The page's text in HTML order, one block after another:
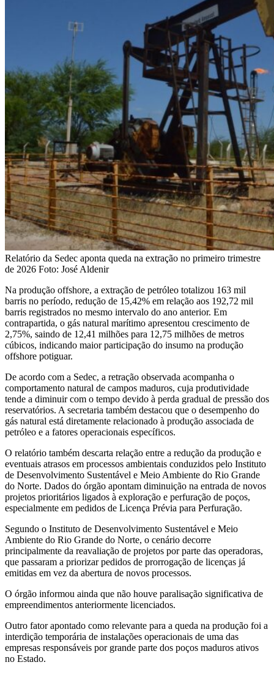
Relatório da Sedec aponta queda na extração no primeiro trimestre
de 2026 Foto: José Aldenir
Na produção offshore, a extração de petróleo totalizou 163 mil
barris no período, redução de 15,42% em relação aos 192,72 mil
barris registrados no mesmo intervalo do ano anterior. Em
contrapartida, o gás natural marítimo apresentou crescimento de
2,75%, saindo de 12,41 milhões para 12,75 milhões de metros
cúbicos, indicando maior participação do insumo na produção
offshore potiguar.
De acordo com a Sedec, a retração observada acompanha o
comportamento natural de campos maduros, cuja produtividade
tende a diminuir com o tempo devido à perda gradual de pressão dos
reservatórios. A secretaria também destacou que o desempenho do
gás natural está diretamente relacionado à produção associada de
petróleo e a fatores operacionais específicos.
O relatório também descarta relação entre a redução da produção e
eventuais atrasos em processos ambientais conduzidos pelo Instituto
de Desenvolvimento Sustentável e Meio Ambiente do Rio Grande
do Norte. Dados do órgão apontam diminuição na entrada de novos
projetos prioritários ligados à exploração e perfuração de poços,
especialmente em pedidos de Licença Prévia para Perfuração.
Segundo o Instituto de Desenvolvimento Sustentável e Meio
Ambiente do Rio Grande do Norte, o cenário decorre
principalmente da reavaliação de projetos por parte das operadoras,
que passaram a priorizar pedidos de prorrogação de licenças já
emitidas em vez da abertura de novos processos.
O órgão informou ainda que não houve paralisação significativa de
empreendimentos anteriormente licenciados.
Outro fator apontado como relevante para a queda na produção foi a
interdição temporária de instalações operacionais de uma das
empresas responsáveis por grande parte dos poços maduros ativos
no Estado.